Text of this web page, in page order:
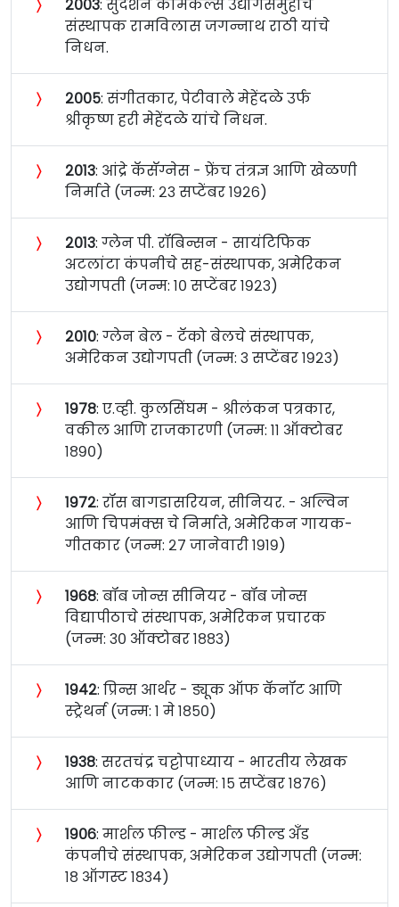
〉 २००३: सुदर्शन केमिकल्स उद्योगसमुहाचे
संस्थापक रामविलास जगन्नाथ राठी यांचे
निधन.
〉 २००५: संगीतकार, पेटीवाले मेहेंदळे उर्फ
श्रीकृष्ण हरी मेहेंदळे यांचे निधन.
〉 २०१३: आंद्रे कॅसॅग्नेस - फ्रेंच तंत्रज्ञ आणि खेळणी
निर्माते (जन्म: २३ सप्टेंबर १९२६)
〉 २०१३: ग्लेन पी. रॉबिन्सन - सायंटिफिक
अटलांटा कंपनीचे सह-संस्थापक, अमेरिकन
उद्योगपती (जन्म: १० सप्टेंबर १९२३)
〉 २०१०: ग्लेन बेल - टॅको बेलचे संस्थापक,
अमेरिकन उद्योगपती (जन्म: ३ सप्टेंबर १९२३)
〉 १९७८: ए.व्ही. कुलसिंघम - श्रीलंकन पत्रकार,
वकील आणि राजकारणी (जन्म: ११ ऑक्टोबर
१८९०)
〉 १९७२: रॉस बागडासरियन, सीनियर. - अल्विन
आणि चिपमंक्स चे निर्माते, अमेरिकन गायक-
गीतकार (जन्म: २७ जानेवारी १९१९)
〉 १९६८: बॉब जोन्स सीनियर - बॉब जोन्स
विद्यापीठाचे संस्थापक, अमेरिकन प्रचारक
(जन्म: ३० ऑक्टोबर १८८३)
〉 १९४२: प्रिन्स आर्थर - ड्यूक ऑफ कॅनॉट आणि
स्ट्रेथर्न (जन्म: १ मे १८५०)
〉 १९३८: सरतचंद्र चट्टोपाध्याय - भारतीय लेखक
आणि नाटककार (जन्म: १५ सप्टेंबर १८७६)
〉 १९०६: मार्शल फील्ड - मार्शल फील्ड अँड
कंपनीचे संस्थापक, अमेरिकन उद्योगपती (जन्म:
१८ ऑगस्ट १८३४)